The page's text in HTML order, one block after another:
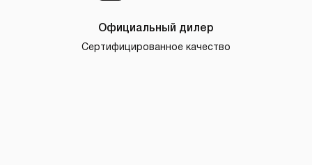
Официальный дилер
Сертифицированное качество